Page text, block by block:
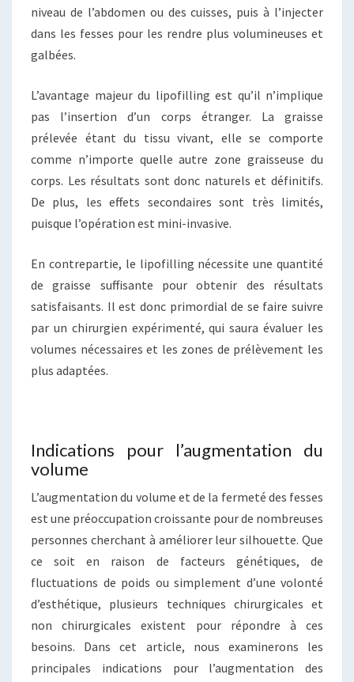
niveau de l’abdomen ou des cuisses, puis à l’injecter
dans les fesses pour les rendre plus volumineuses et
galbées.
L’avantage majeur du lipofilling est qu’il n’implique
pas l’insertion d’un corps étranger. La graisse
prélevée étant du tissu vivant, elle se comporte
comme n’importe quelle autre zone graisseuse du
corps. Les résultats sont donc naturels et définitifs.
De plus, les effets secondaires sont très limités,
puisque l’opération est mini-invasive.
En contrepartie, le lipofilling nécessite une quantité
de graisse suffisante pour obtenir des résultats
satisfaisants. Il est donc primordial de se faire suivre
par un chirurgien expérimenté, qui saura évaluer les
volumes nécessaires et les zones de prélèvement les
plus adaptées.
Indications pour l’augmentation du
volume
L’augmentation du volume et de la fermeté des fesses
est une préoccupation croissante pour de nombreuses
personnes cherchant à améliorer leur silhouette. Que
ce soit en raison de facteurs génétiques, de
fluctuations de poids ou simplement d’une volonté
d’esthétique, plusieurs techniques chirurgicales et
non chirurgicales existent pour répondre à ces
besoins. Dans cet article, nous examinerons les
principales indications pour l’augmentation des